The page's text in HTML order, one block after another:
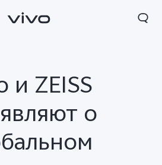
и ZEISS
о